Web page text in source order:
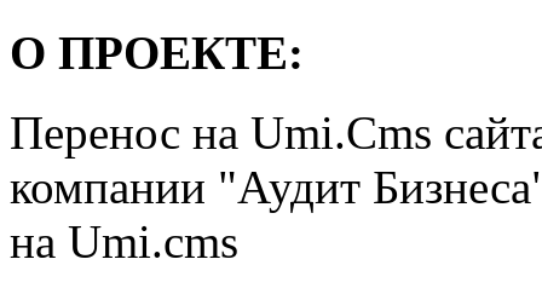
О ПРОЕКТЕ:
Перенос на Umi.Cms
компании "Аудит
на Umi.cms